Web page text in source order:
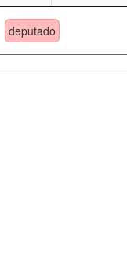
deputado